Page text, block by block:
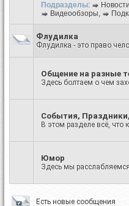
Подразделы:
Видеообзоры,
Флудилка
Флудилка - это право
Общение на разные
Здесь болтаем о чем
События,
В этом разделе всё, что
Юмор
Здесь мы
Есть новые сообщения